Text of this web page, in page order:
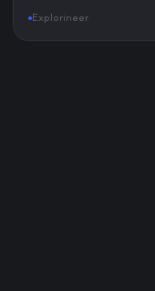
Explorineer